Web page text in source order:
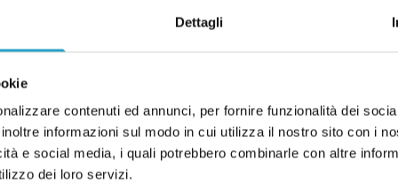
Dettagli
contenuti ed annunci, per fornire funzionalità dei
informazioni sul modo in cui utilizza il nostro sito con i
e social media, i quali potrebbero combinarle con altre
dei loro servizi.
di opposizione questi dati dimostrerebbero
sanità. In realtà i numeri vanno letti con
che queste stime fanno riferimento
vigente”. Come suggerisce il nome,
come si evolverà la spesa
in vigore, frutto non solo di scelte